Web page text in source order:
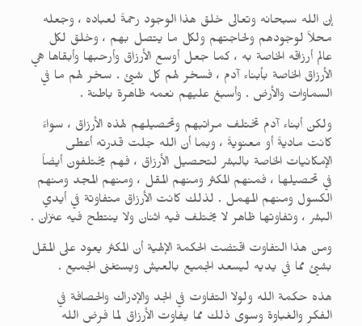
إن الله سبحانه وتعالى خلق هذا الوجود رحمةً لعباده ، وجعله
محلاً لوجودهم ولحاجتهم ولكل ما يتصل بهم ، وخلق لكل
عالم أرزاقه الخاصة به ، كما جعل أوسع الأرزاق وأرحبها وأبقاها هي
الأرزاق الخاصة بأبناء آدم ، فسخر لهم كل شيئ . سخر لهم ما في
السماوات والأرض . وأسبغ عليهم نعمه ظاهرة باطنة .
ولكن أبناء آدم تختلف مراتبهم وتحصيلهم لهذه الأرزاق ، سواءً
كانت ماديةً أو معنويةً ، وبما أن الله جلت قدرته أعطى
الإمكانيات الخاصة بالبشر لتحصيل الأرزاق ، فهم يختلفون أيضاً
في تحصيلها ، فمنهم المكثر ومنهم المقل ، ومنهم المجد ومنهم
الكسول ومنهم المهمل . لذلك كانت الأرزاق متفاوتة في أيدي
البشر ، وتفاوتها ظاهر لا يختلف فيه اثنان ولا ينتطح فيه عنزان .
ومن هذا التفاوت اقتضت الحكمة الإلهية أن المكثر يعود على المقل
بشيئ مما في يديه ليسعد الجميع بالعيش ويستغنى الجميع .
هذه حكمة الله ولولا التفاوت في الجد والإدراك والحصافة في
الفكر والغباوة وسوى ذلك مما يفاوت الأرزاق لما فرض الله